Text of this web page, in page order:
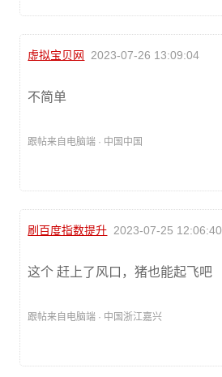
虚拟宝贝网 2023-07-26 13:09:04
不简单
跟帖来自电脑端 · 中国中国
刷百度指数提升 2023-07-25 12:06:40
这个 赶上了风口，猪也能起飞吧
跟帖来自电脑端 · 中国浙江嘉兴